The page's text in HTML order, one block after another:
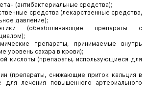
(антибактериальные средства);
средства (лекарственные средства,
давление);
(обезболивающие препараты с
препараты, принимаемые внутрь
уровень сахара в крови);
кислоты (препараты, использующиеся для
(препараты, снижающие приток кальция в
для лечения повышенного артериального